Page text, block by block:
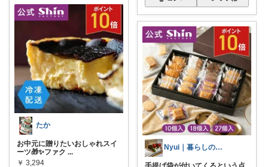
たか
お中元に贈りたいおしゃれスイ
ーツ🎁✨ファク ...
￥ 3,294
Nyui｜暮らしの買い替えメモ